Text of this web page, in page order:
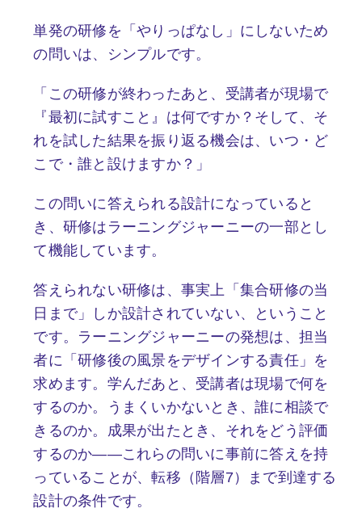
単発の研修を「やりっぱなし」にしないため
の問いは、シンプルです。
「この研修が終わったあと、受講者が現場で
『最初に試すこと』は何ですか？そして、そ
れを試した結果を振り返る機会は、いつ・ど
こで・誰と設けますか？」
この問いに答えられる設計になっていると
き、研修はラーニングジャーニーの一部とし
て機能しています。
答えられない研修は、事実上「集合研修の当
日まで」しか設計されていない、ということ
です。ラーニングジャーニーの発想は、担当
者に「研修後の風景をデザインする責任」を
求めます。学んだあと、受講者は現場で何を
するのか。うまくいかないとき、誰に相談で
きるのか。成果が出たとき、それをどう評価
するのか——これらの問いに事前に答えを持
っていることが、転移（階層7）まで到達する
設計の条件です。